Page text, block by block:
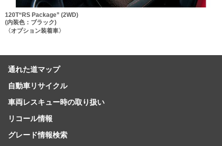
120T“RS Package” (2WD)
(内装色：ブラック)
〈オプション装着車〉
通れた道マップ
自動車リサイクル
車両レスキュー時の取り扱い
リコール情報
グレード情報検索